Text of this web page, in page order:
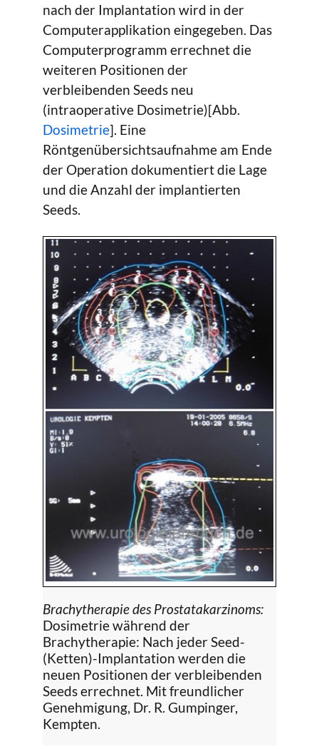
nach der Implantation wird in der
Computerapplikation eingegeben. Das
Computerprogramm errechnet die
weiteren Positionen der
verbleibenden Seeds neu
(intraoperative Dosimetrie)[Abb.
Dosimetrie]. Eine
Röntgenübersichtsaufnahme am Ende
der Operation dokumentiert die Lage
und die Anzahl der implantierten
Seeds.
Brachytherapie des Prostatakarzinoms:
Dosimetrie während der
Brachytherapie: Nach jeder Seed-
(Ketten)-Implantation werden die
neuen Positionen der verbleibenden
Seeds errechnet. Mit freundlicher
Genehmigung, Dr. R. Gumpinger,
Kempten.